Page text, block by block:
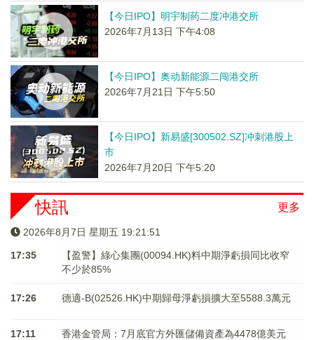
【今日IPO】明宇制药二度冲港交所
2026年7月13日 下午4:08
【今日IPO】奥动新能源二闯港交所
2026年7月21日 下午5:50
【今日IPO】新易盛[300502.SZ]冲刺港股上
市
2026年7月20日 下午5:20
更多
快訊
2026年8月7日 星期五 19:21:51
17:35
【盈警】綠心集團(00094.HK)料中期淨虧損同比收窄
不少於85%
17:26 德適-B(02526.HK)中期歸母淨虧損擴大至5588.3萬元
17:11 香港金管局：7月底官方外匯儲備資產為4478億美元